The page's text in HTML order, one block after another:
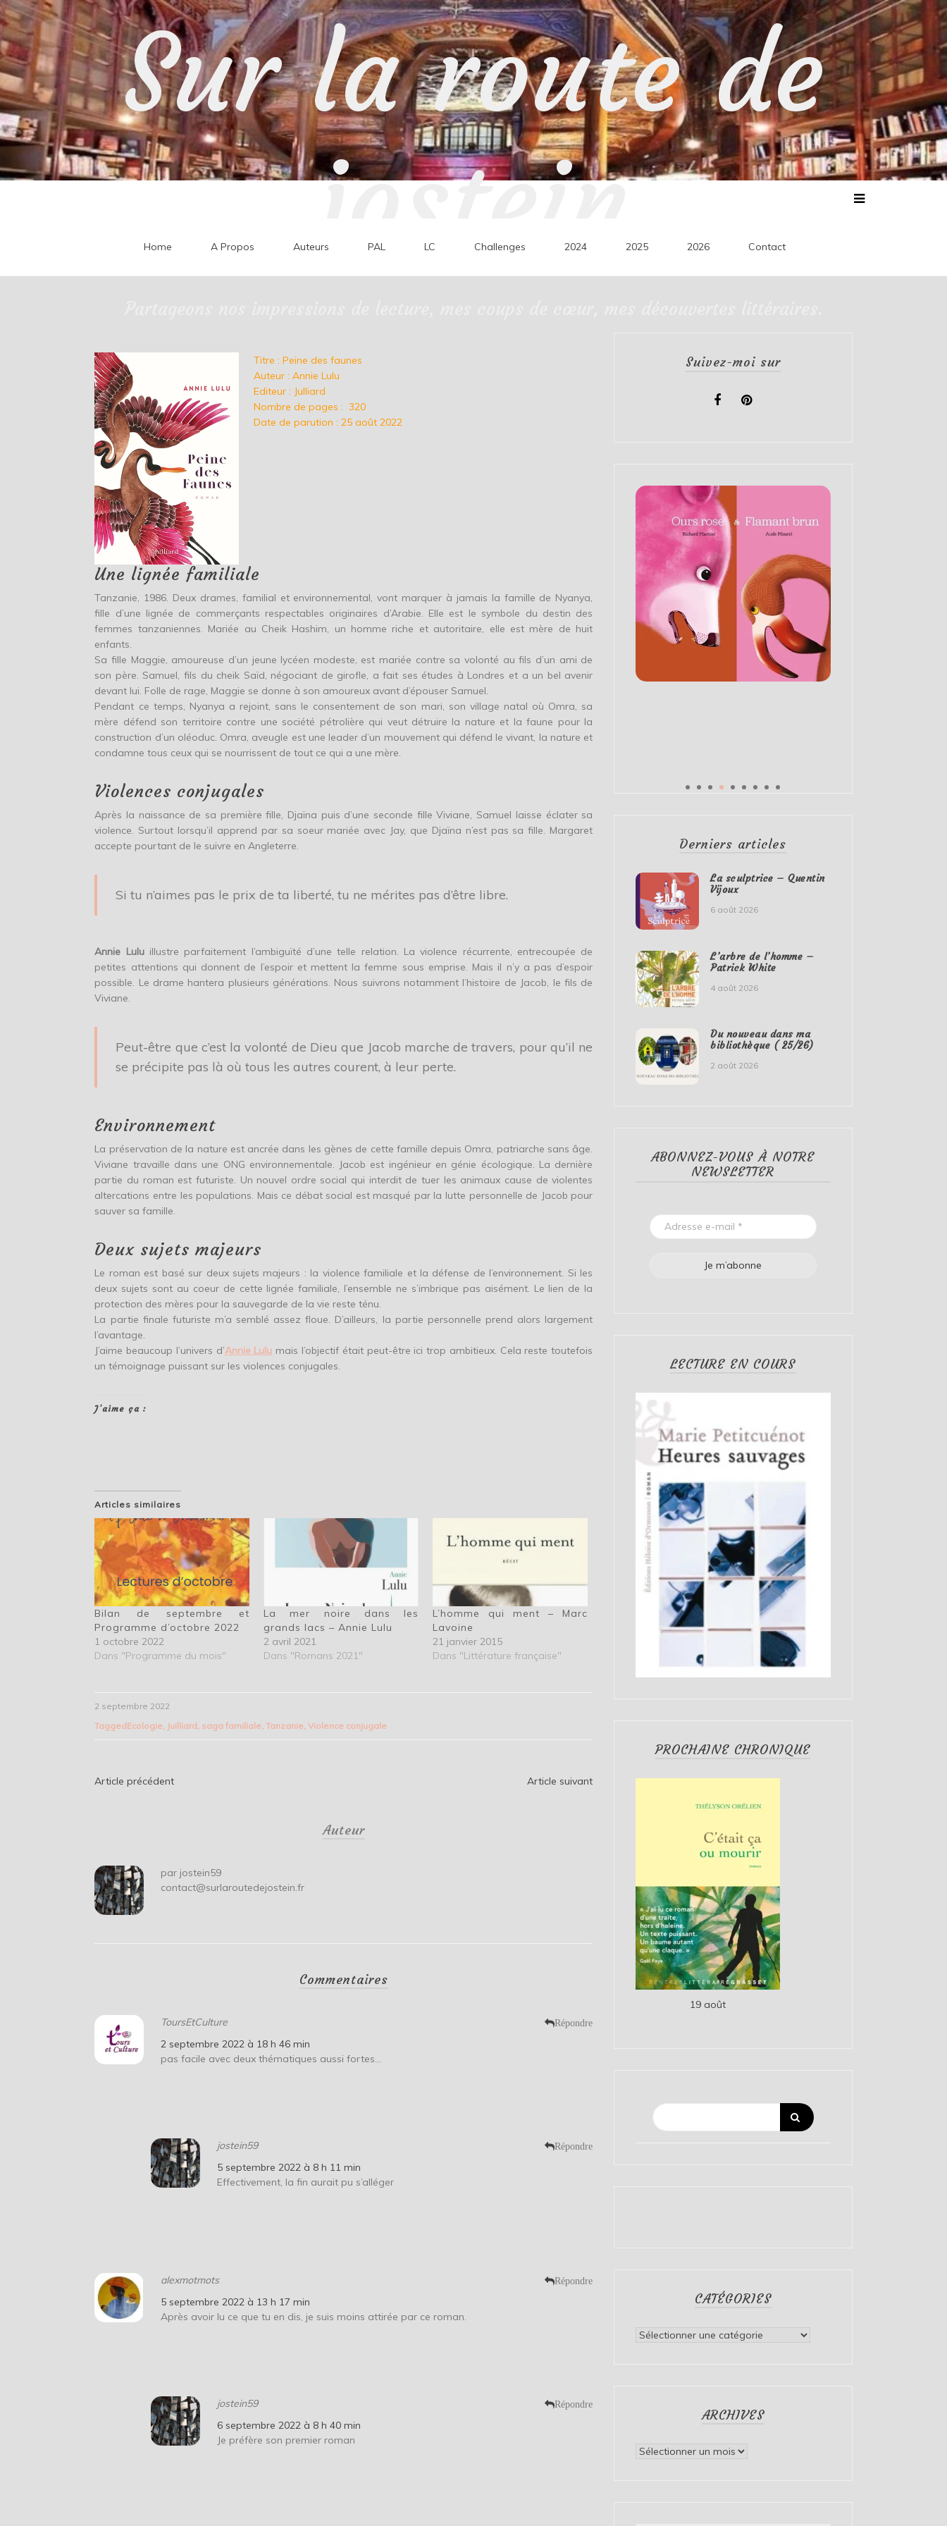
Skip
to
content
Sur la route de
jostein
Home A Propos Auteurs PAL LC Challenges 2024 2025 2026 Contact
Titre : Peine des faunes
Auteur : Annie Lulu
Editeur : Julliard
Nombre de pages : 320
Date de parution : 25 août 2022
Une lignée familiale
Tanzanie, 1986. Deux drames, familial et environnemental, vont marquer à jamais la famille de Nyanya,
fille d’une lignée de commerçants respectables originaires d’Arabie. Elle est le symbole du destin des
femmes tanzaniennes. Mariée au Cheik Hashim, un homme riche et autoritaire, elle est mère de huit
enfants.
Sa fille Maggie, amoureuse d’un jeune lycéen modeste, est mariée contre sa volonté au fils d’un ami de
son père. Samuel, fils du cheik Saïd, négociant de girofle, a fait ses études à Londres et a un bel avenir
devant lui. Folle de rage, Maggie se donne à son amoureux avant d’épouser Samuel.
Pendant ce temps, Nyanya a rejoint, sans le consentement de son mari, son village natal où Omra, sa
mère défend son territoire contre une société pétrolière qui veut détruire la nature et la faune pour la
construction d’un oléoduc. Omra, aveugle est une leader d’un mouvement qui défend le vivant, la nature et
condamne tous ceux qui se nourrissent de tout ce qui a une mère.
Violences conjugales
Après la naissance de sa première fille, Djaïna puis d’une seconde fille Viviane, Samuel laisse éclater sa
violence. Surtout lorsqu’il apprend par sa soeur mariée avec Jay, que Djaïna n’est pas sa fille. Margaret
accepte pourtant de le suivre en Angleterre.
Si tu n’aimes pas le prix de ta liberté, tu ne mérites pas d’être libre.
Annie Luluillustre parfaitement l’ambiguïté d’une telle relation. La violence récurrente, entrecoupée de
petites attentions qui donnent de l’espoir et mettent la femme sous emprise. Mais il n’y a pas d’espoir
possible. Le drame hantera plusieurs générations. Nous suivrons notamment l’histoire de Jacob, le fils de
Viviane.
Peut-être que c’est la volonté de Dieu que Jacob marche de travers, pour qu’il ne
se précipite pas là où tous les autres courent, à leur perte.
Environnement
La préservation de la nature est ancrée dans les gènes de cette famille depuis Omra, patriarche sans âge.
Viviane travaille dans une ONG environnementale. Jacob est ingénieur en génie écologique. La dernière
partie du roman est futuriste. Un nouvel ordre social qui interdit de tuer les animaux cause de violentes
altercations entre les populations. Mais ce débat social est masqué par la lutte personnelle de Jacob pour
sauver sa famille.
Deux sujets majeurs
Le roman est basé sur deux sujets majeurs : la violence familiale et la défense de l’environnement. Si les
deux sujets sont au coeur de cette lignée familiale, l’ensemble ne s’imbrique pas aisément. Le lien de la
protection des mères pour la sauvegarde de la vie reste ténu.
La partie finale futuriste m’a semblé assez floue. D’ailleurs, la partie personnelle prend alors largement
l’avantage.
J’aime beaucoup l’univers d’Annie Lulu mais l’objectif était peut-être ici trop ambitieux. Cela reste toutefois
un témoignage puissant sur les violences conjugales.
J’aime ça :
Articles similaires
Bilan de septembre et
Programme d’octobre 2022
1 octobre 2022
Dans "Programme du mois"
La mer noire dans les
grands lacs – Annie Lulu
2 avril 2021
Dans "Romans 2021"
L’homme qui ment – Marc
Lavoine
21 janvier 2015
Dans "Littérature française"
2 septembre 2022
TaggedEcologie, Juilliard, saga familiale,Tanzanie,Violence conjugale
Navigation
Article précédent Article suivant
Auteur
par jostein59
contact@surlaroutedejostein.fr
Commentaires
ToursEtCulture Répondre
2 septembre 2022 à 18 h 46 min
pas facile avec deux thématiques aussi fortes…
jostein59 Répondre
5 septembre 2022 à 8 h 11 min
Effectivement, la fin aurait pu s’alléger
alexmotmots Répondre
5 septembre 2022 à 13 h 17 min
Après avoir lu ce que tu en dis, je suis moins attirée par ce roman.
jostein59 Répondre
6 septembre 2022 à 8 h 40 min
Je préfère son premier roman
Suivez-moi sur
Derniers articles
La sculptrice – Quentin
Vijoux
6 août 2026
L’arbre de l’homme –
Patrick White
4 août 2026
Du nouveau dans ma
bibliothèque ( 25/26)
2 août 2026
ABONNEZ-VOUS À NOTRE
NEWSLETTER
LECTURE EN COURS
PROCHAINE CHRONIQUE
19 août
CATÉGORIES
Catégories
ARCHIVES
Archives